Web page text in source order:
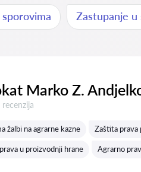
Zastupanje
Marko Z.
recenzija
žalbi na agrarne kazne Zaštita prava
u proizvodnji hrane Agrarno